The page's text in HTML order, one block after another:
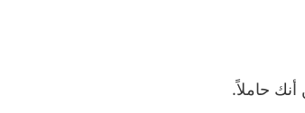
أنك حاملاً.